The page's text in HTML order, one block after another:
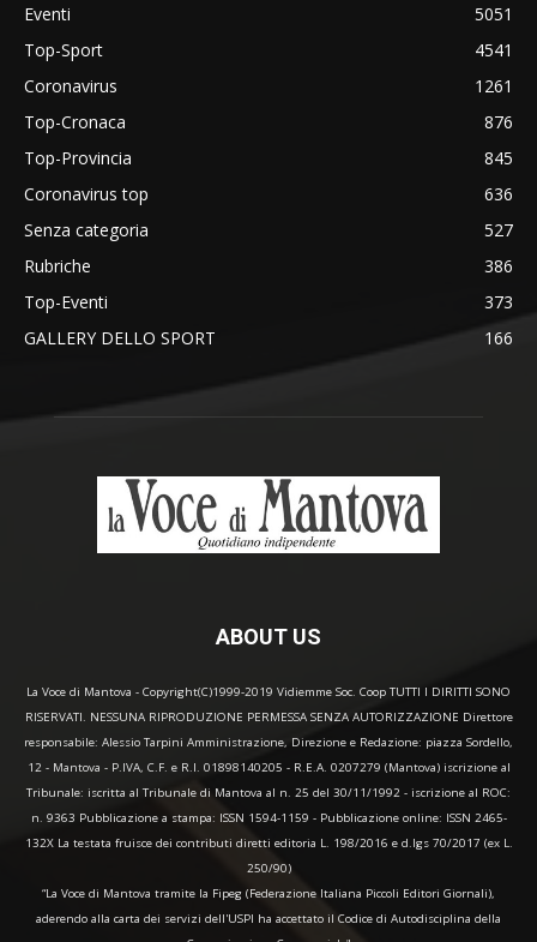
Eventi
5051
Top-Sport
4541
Coronavirus
1261
Top-Cronaca
876
Top-Provincia
845
Coronavirus top
636
Senza categoria
527
Rubriche
386
Top-Eventi
373
GALLERY DELLO SPORT
166
ABOUT US
La Voce di Mantova - Copyright(C)1999-2019 Vidiemme Soc. Coop TUTTI I DIRITTI SONO
RISERVATI. NESSUNA RIPRODUZIONE PERMESSA SENZA AUTORIZZAZIONE Direttore
responsabile: Alessio Tarpini Amministrazione, Direzione e Redazione: piazza Sordello,
12 - Mantova - P.IVA, C.F. e R.I. 01898140205 - R.E.A. 0207279 (Mantova) iscrizione al
Tribunale: iscritta al Tribunale di Mantova al n. 25 del 30/11/1992 - iscrizione al ROC:
n. 9363 Pubblicazione a stampa: ISSN 1594-1159 - Pubblicazione online: ISSN 2465-
132X La testata fruisce dei contributi diretti editoria L. 198/2016 e d.lgs 70/2017 (ex L.
250/90)
“La Voce di Mantova tramite la Fipeg (Federazione Italiana Piccoli Editori Giornali),
aderendo alla carta dei servizi dell'USPI ha accettato il Codice di Autodisciplina della